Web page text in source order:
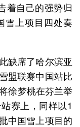
自己的强势归
雪上项目四处奏
缺席了哈尔滨亚
盟联赛中国站比
徐梦桃在芬兰举
赛上，同样以1
中国雪上项目的